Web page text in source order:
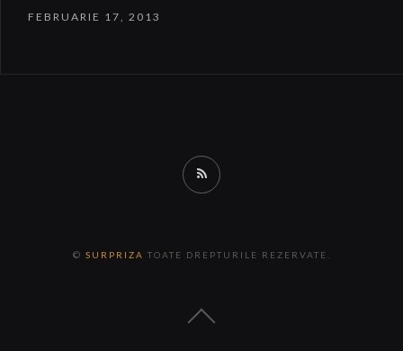
FEBRUARIE 17, 2013
RSS
© SURPRIZA TOATE DREPTURILE REZERVATE.
Back